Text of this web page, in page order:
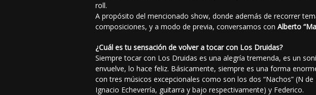
roll.
A propósito del mencionado show, donde además de recorrer
composiciones, y a modo de previa, conversamos con Alberto
¿Cuál es tu sensación de volver a tocar con Los Druidas?
Siempre tocar con Los Druidas es una alegría tremenda, es un
envuelve, lo hace feliz. Básicamente, siempre es una forma
con tres músicos excepcionales como son los dos “Nachos” (N de
Ignacio Echeverría, guitarra y bajo respectivamente) y Federico.